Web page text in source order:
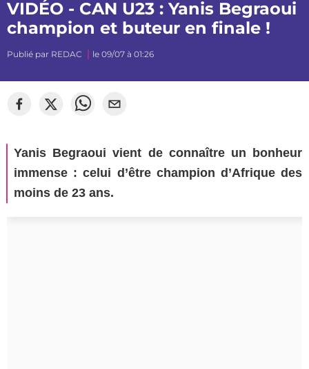
VIDÉO - CAN U23 : Yanis Begraoui
champion et buteur en finale !
Publié par REDAC le 09/07 à 01:26
Yanis Begraoui vient de connaître un bonheur
immense : celui d’être champion d’Afrique des
moins de 23 ans.